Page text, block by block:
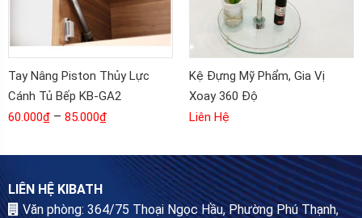
Tay Nâng Piston Thủy Lực
Cánh Tủ Bếp KB-GA2
60.000₫ – 85.000₫
Kệ Đựng Mỹ Phẩm, Gia Vị
Xoay 360 Độ
Liên Hệ
LIÊN HỆ KIBATH
Văn phòng: 364/75 Thoại Ngọc Hầu, Phường Phú Thạnh,